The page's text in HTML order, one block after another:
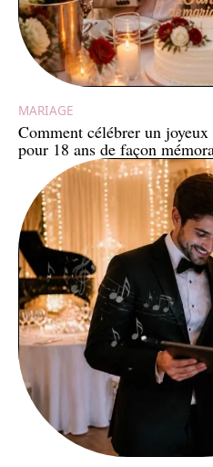
MARIAGE
Comment célébrer un
pour 18 ans de façon